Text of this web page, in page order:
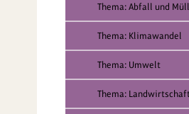
Thema: Abfall und Müll
Thema: Klimawandel
Thema: Umwelt
Thema: